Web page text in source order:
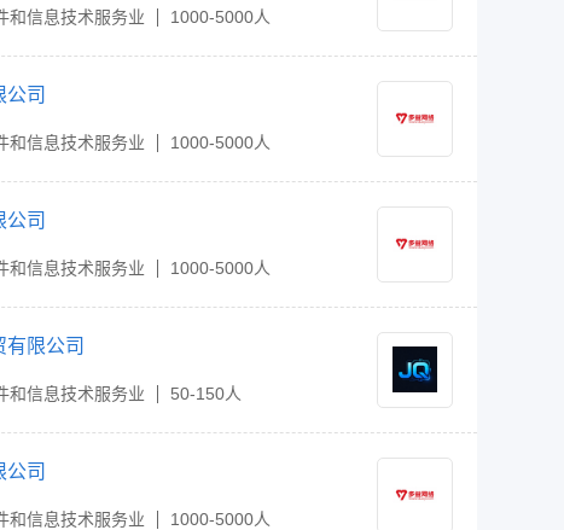
和信息技术服务业 1000-5000人
公司
和信息技术服务业 1000-5000人
公司
和信息技术服务业 1000-5000人
有限公司
和信息技术服务业 50-150人
公司
和信息技术服务业 1000-5000人